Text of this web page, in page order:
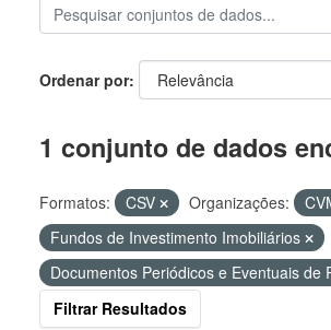
Ordenar por
1 conjunto de dados
Formatos: CSV Organizações:
Fundos de Investimento Imobiliários
Documentos Periódicos e Eventuais de
Filtrar Resultados